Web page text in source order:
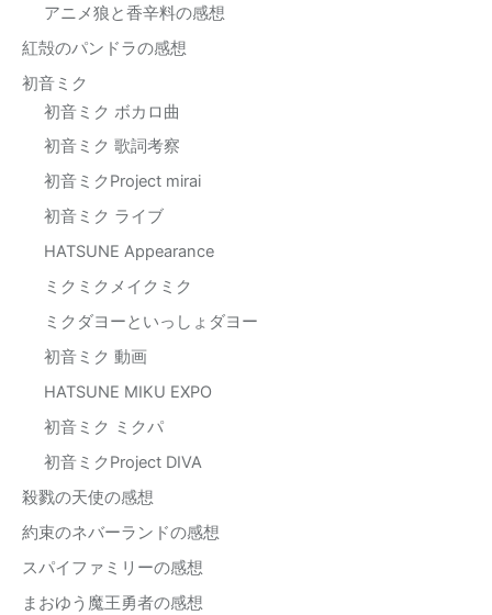
アニメ狼と香辛料の感想
紅殻のパンドラの感想
初音ミク
初音ミク ボカロ曲
初音ミク 歌詞考察
初音ミクProject mirai
初音ミク ライブ
HATSUNE Appearance
ミクミクメイクミク
ミクダヨーといっしょダヨー
初音ミク 動画
HATSUNE MIKU EXPO
初音ミク ミクパ
初音ミクProject DIVA
殺戮の天使の感想
約束のネバーランドの感想
スパイファミリーの感想
まおゆう魔王勇者の感想